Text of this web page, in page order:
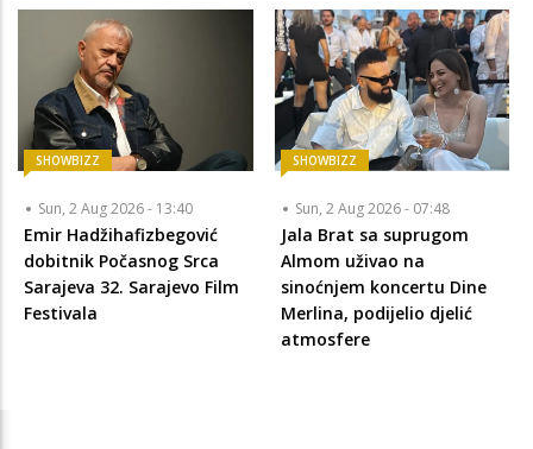
SHOWBIZZ
Sun, 2 Aug 2026 - 13:40
Emir Hadžihafizbegović
dobitnik Počasnog Srca
Sarajeva 32. Sarajevo Film
Festivala
SHOWBIZZ
Sun, 2 Aug 2026 - 07:48
Jala Brat sa suprugom
Almom uživao na
sinoćnjem koncertu Dine
Merlina, podijelio djelić
atmosfere